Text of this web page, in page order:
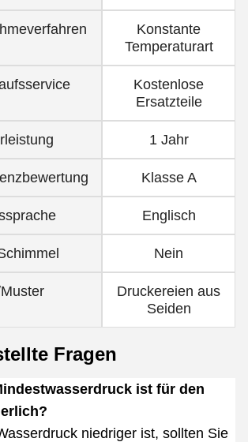
Konstante
Temperaturart
Kostenlose
Ersatzteile
1 Jahr
Klasse A
Englisch
Nein
Druckereien aus
Seiden
Fragen
ist für den
niedriger ist, sollten Sie